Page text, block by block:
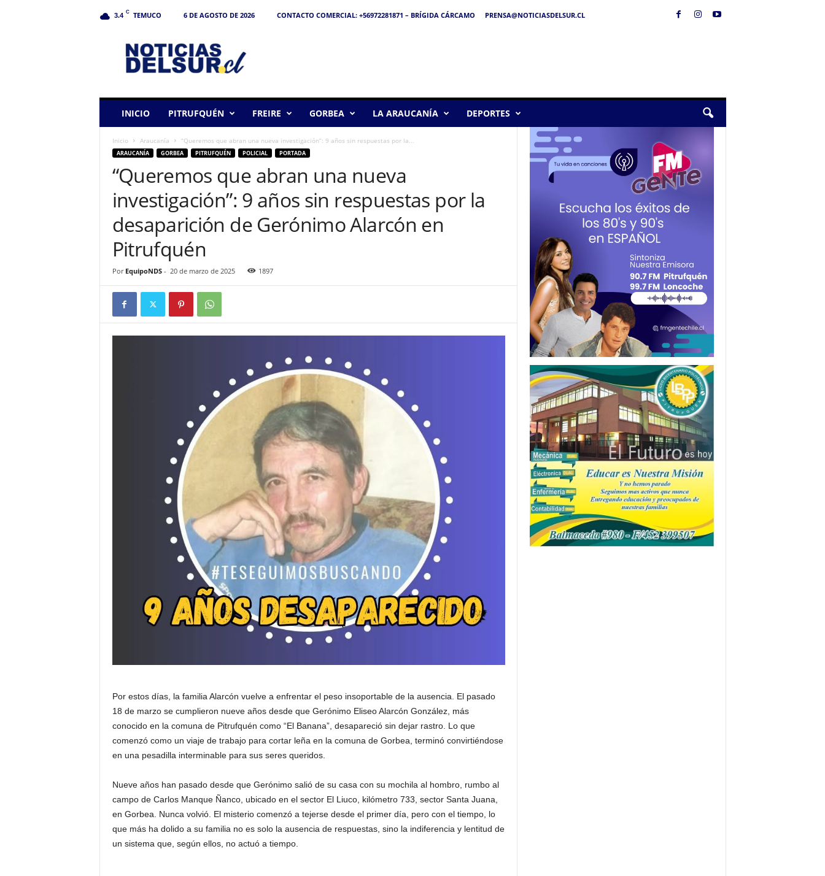
3.4 C TEMUCO 6 DE AGOSTO DE 2026 CONTACTO COMERCIAL: +56972281871 – BRÍGIDA CÁRCAMO
PRENSA@NOTICIASDELSUR.CL
INICIO PITRUFQUÉN FREIRE GORBEA LA ARAUCANÍA DEPORTES
Inicio Araucanía “Queremos que abran una nueva investigación”: 9 años sin respuestas por la...
ARAUCANÍA GORBEA PITRUFQUÉN POLICIAL PORTADA
“Queremos que abran una nueva
investigación”: 9 años sin respuestas por la
desaparición de Gerónimo Alarcón en
Pitrufquén
Por EquipoNDS- 20 de marzo de 2025 1897
Por estos días, la familia Alarcón vuelve a enfrentar el peso insoportable de la ausencia. El pasado
18 de marzo se cumplieron nueve años desde que Gerónimo Eliseo Alarcón González, más
conocido en la comuna de Pitrufquén como “El Banana”, desapareció sin dejar rastro. Lo que
comenzó como un viaje de trabajo para cortar leña en la comuna de Gorbea, terminó convirtiéndose
en una pesadilla interminable para sus seres queridos.
Nueve años han pasado desde que Gerónimo salió de su casa con su mochila al hombro, rumbo al
campo de Carlos Manque Ñanco, ubicado en el sector El Liuco, kilómetro 733, sector Santa Juana,
en Gorbea. Nunca volvió. El misterio comenzó a tejerse desde el primer día, pero con el tiempo, lo
que más ha dolido a su familia no es solo la ausencia de respuestas, sino la indiferencia y lentitud de
un sistema que, según ellos, no actuó a tiempo.